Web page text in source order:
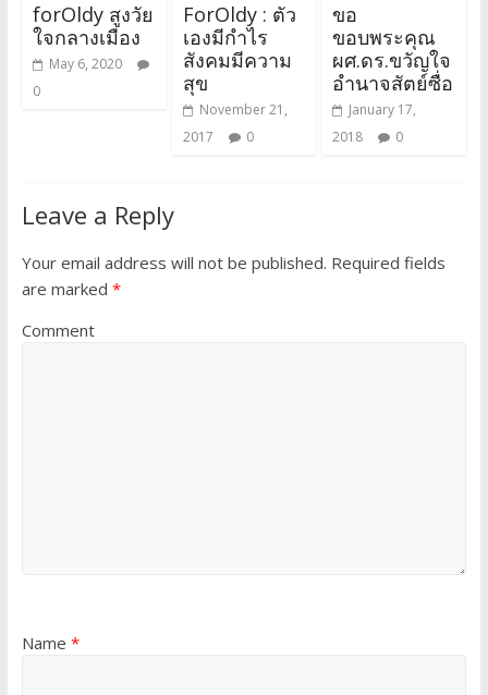
forOldy สูงวัย
ใจกลางเมือง
May 6, 2020
0
ForOldy : ตัว
เองมีกำไร
สังคมมีความ
สุข
November 21,
2017
0
ขอ
ขอบพระคุณ
ผศ.ดร.ขวัญใจ
อำนาจสัตย์ซื่อ
January 17,
2018
0
Leave a Reply
Your email address will not be published. Required fields
are marked *
Comment
Name *